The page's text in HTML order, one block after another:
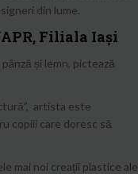
din lume.
Filiala Iași
și lemn, pictează
artista este
copiii care doresc să
mai noi creații plastice ale